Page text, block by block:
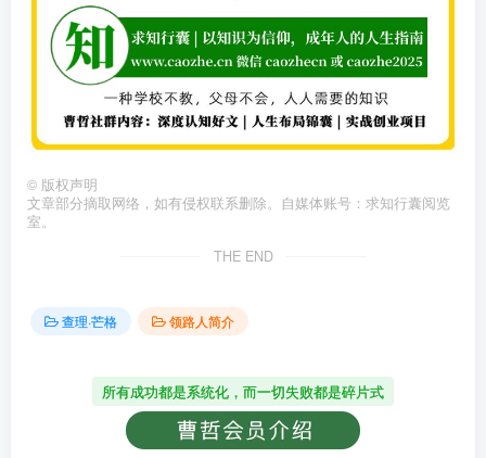
© 版权声明
文章部分摘取网络，如有侵权联系删除。自媒体账号：求知行囊阅览
室。
THE END
查理·芒格 领路人简介
所有成功都是系统化，而一切失败都是碎片式